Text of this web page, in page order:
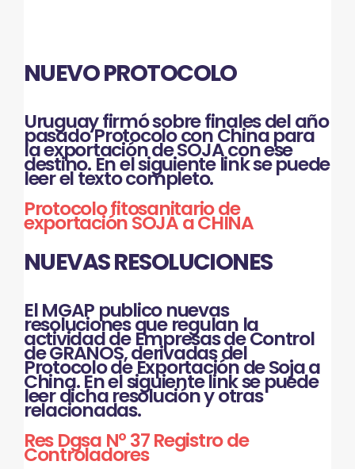
NUEVO PROTOCOLO
Uruguay firmó sobre finales del año
pasado Protocolo con China para
la exportación de SOJA con ese
destino. En el siguiente link se puede
leer el texto completo.
Protocolo fitosanitario de
exportación SOJA a CHINA
NUEVAS RESOLUCIONES
El MGAP publico nuevas
resoluciones que regulan la
actividad de Empresas de Control
de GRANOS, derivadas del
Protocolo de Exportación de Soja a
China. En el siguiente link se puede
leer dicha resolución y otras
relacionadas.
Res Dgsa Nº 37 Registro de
Controladores